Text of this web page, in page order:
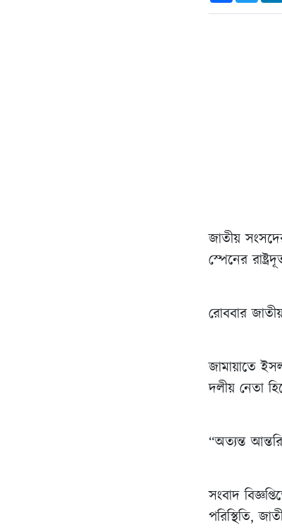
জাতীয়
স্পেনের
রোববার
জামায়াতে
দলীয় নেতা
“অত্যন্ত
সংবাদ
পরিস্থিতি,